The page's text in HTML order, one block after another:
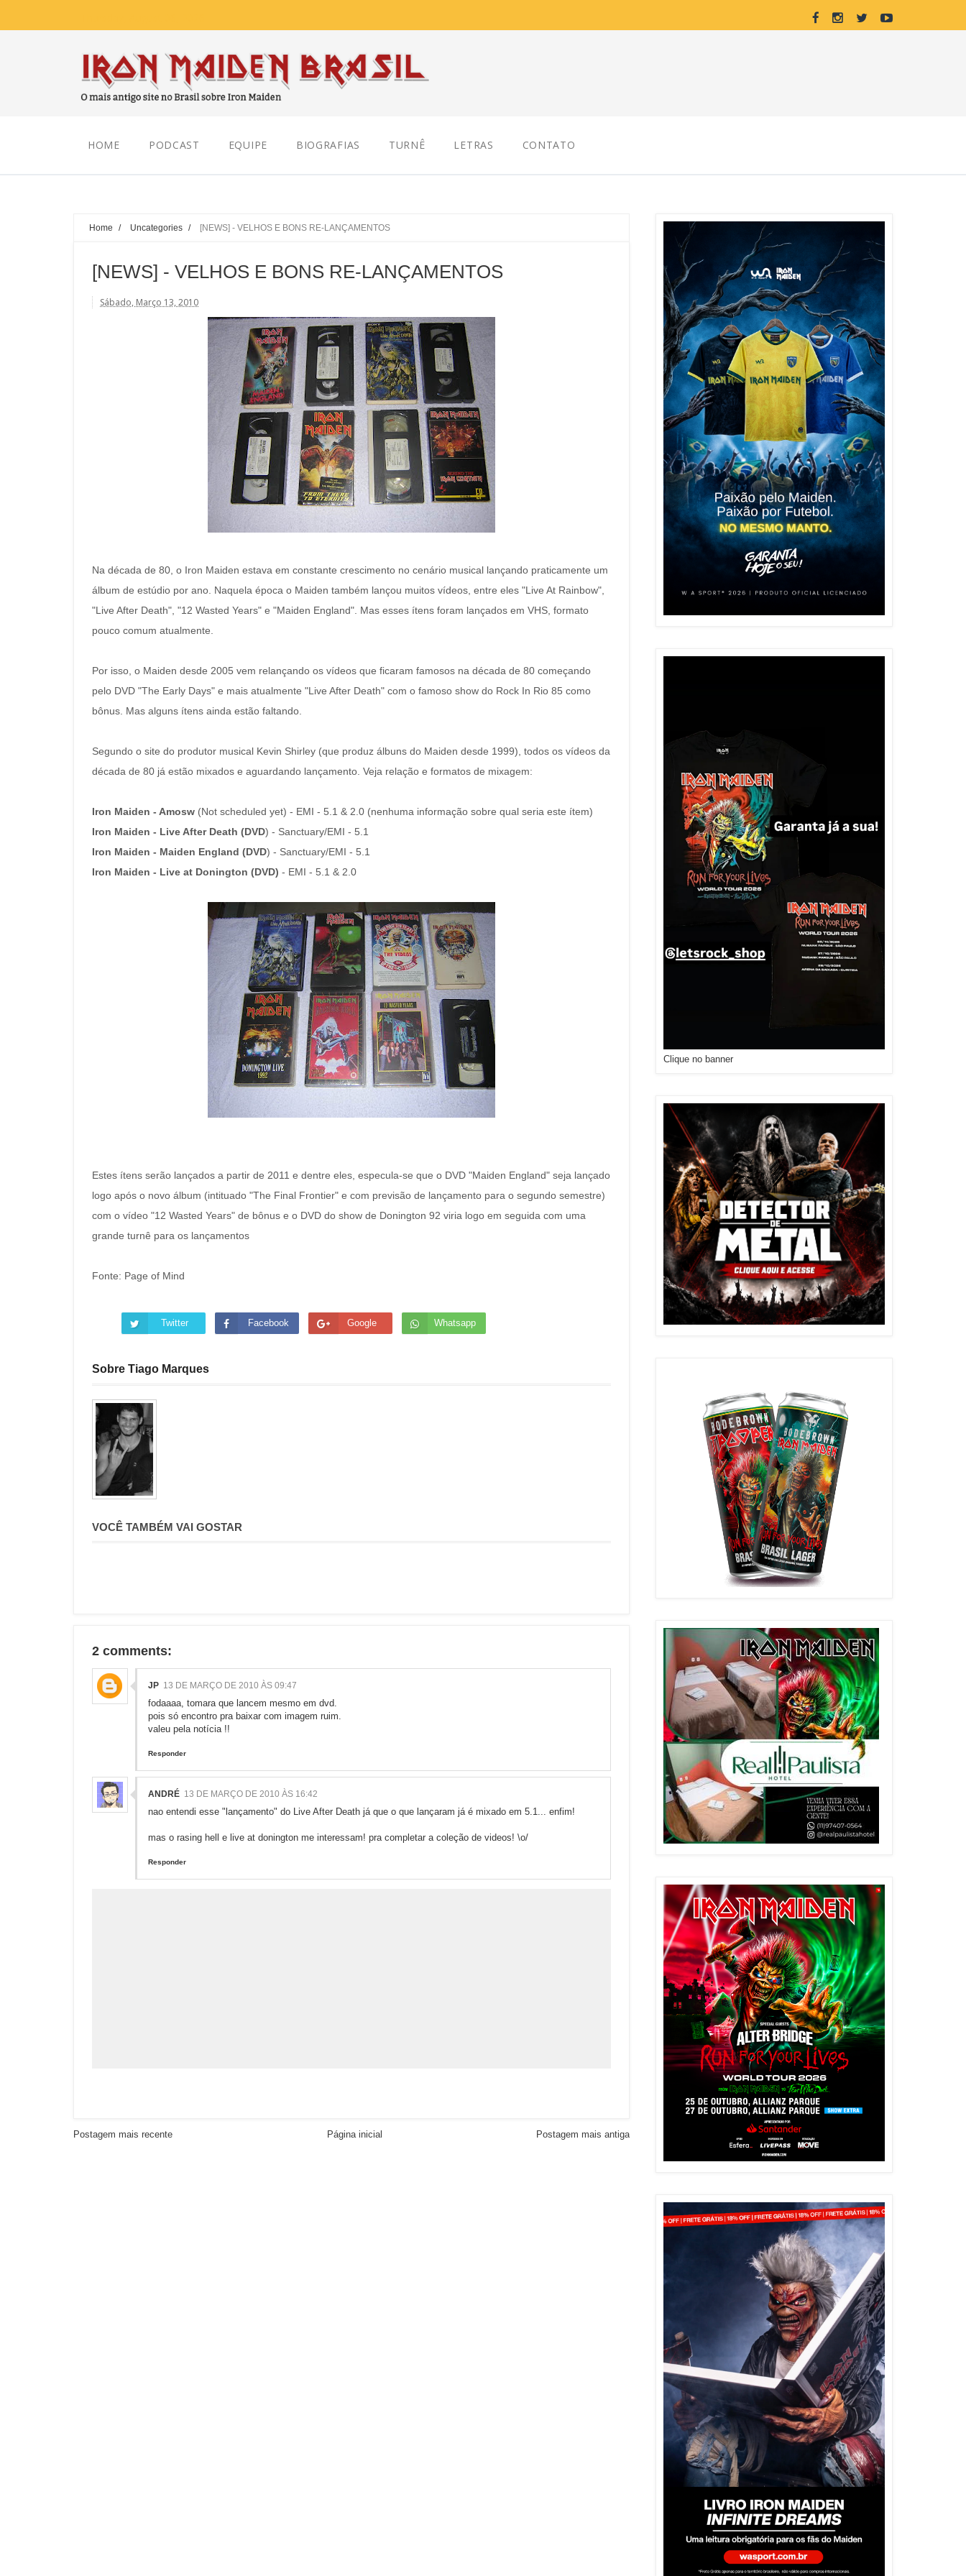
HOME PODCAST EQUIPE BIOGRAFIAS TURNÊ LETRAS CONTATO
Home / Uncategories / [NEWS] - VELHOS E BONS RE-LANÇAMENTOS
[NEWS] - VELHOS E BONS RE-LANÇAMENTOS
Sábado, Março 13, 2010
Na década de 80, o Iron Maiden estava em constante crescimento no cenário musical lançando praticamente um
álbum de estúdio por ano. Naquela época o Maiden também lançou muitos vídeos, entre eles "Live At Rainbow",
"Live After Death", "12 Wasted Years" e "Maiden England". Mas esses ítens foram lançados em VHS, formato
pouco comum atualmente.
Por isso, o Maiden desde 2005 vem relançando os vídeos que ficaram famosos na década de 80 começando
pelo DVD "The Early Days" e mais atualmente "Live After Death" com o famoso show do Rock In Rio 85 como
bônus. Mas alguns ítens ainda estão faltando.
Segundo o site do produtor musical Kevin Shirley (que produz álbuns do Maiden desde 1999), todos os vídeos da
década de 80 já estão mixados e aguardando lançamento. Veja relação e formatos de mixagem:
Iron Maiden - Amosw (Not scheduled yet) - EMI - 5.1 & 2.0 (nenhuma informação sobre qual seria este ítem)
Iron Maiden - Live After Death (DVD) - Sanctuary/EMI - 5.1
Iron Maiden - Maiden England (DVD) - Sanctuary/EMI - 5.1
Iron Maiden - Live at Donington (DVD) - EMI - 5.1 & 2.0
Estes ítens serão lançados a partir de 2011 e dentre eles, especula-se que o DVD "Maiden England" seja lançado
logo após o novo álbum (intituado "The Final Frontier" e com previsão de lançamento para o segundo semestre)
com o vídeo "12 Wasted Years" de bônus e o DVD do show de Donington 92 viria logo em seguida com uma
grande turnê para os lançamentos
Fonte: Page of Mind
Twitter Facebook Google Whatsapp
Sobre Tiago Marques
VOCÊ TAMBÉM VAI GOSTAR
2 comments:
JP 13 DE MARÇO DE 2010 ÀS 09:47
fodaaaa, tomara que lancem mesmo em dvd.
pois só encontro pra baixar com imagem ruim.
valeu pela notícia !!
Responder
ANDRÉ 13 DE MARÇO DE 2010 ÀS 16:42
nao entendi esse "lançamento" do Live After Death já que o que lançaram já é mixado em 5.1... enfim!
mas o rasing hell e live at donington me interessam! pra completar a coleção de videos! \o/
Responder
Postagem mais recente Postagem mais antiga
Página inicial
Clique no banner